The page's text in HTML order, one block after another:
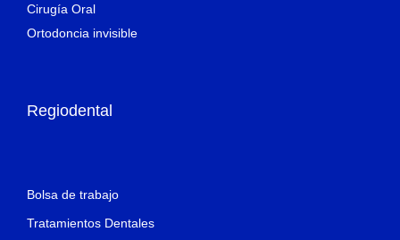
Cirugía Oral
Ortodoncia invisible
Regiodental
Bolsa de trabajo
Tratamientos Dentales